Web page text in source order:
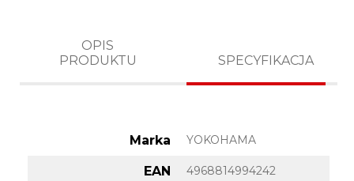
OPIS
PRODUKTU
SPECYFIKACJA
Marka YOKOHAMA
EAN 4968814994242